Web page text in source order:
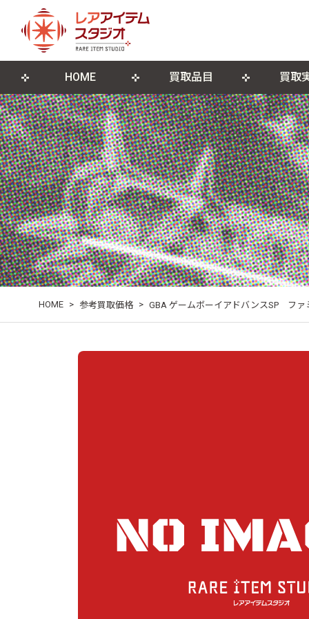
HOME 買取品目
ゲームソフト ゲーム機本
DVD・Blu-ray レコード
ポスター・紙モノ その他関連
買取
来店買取について 宅配買取につ
遺品整理・生前整理
店舗概要 ブログ
古物営業法に基づく表記
HOME > 参考買取価格 > GBA ゲームボーイアドバンスSP ファ